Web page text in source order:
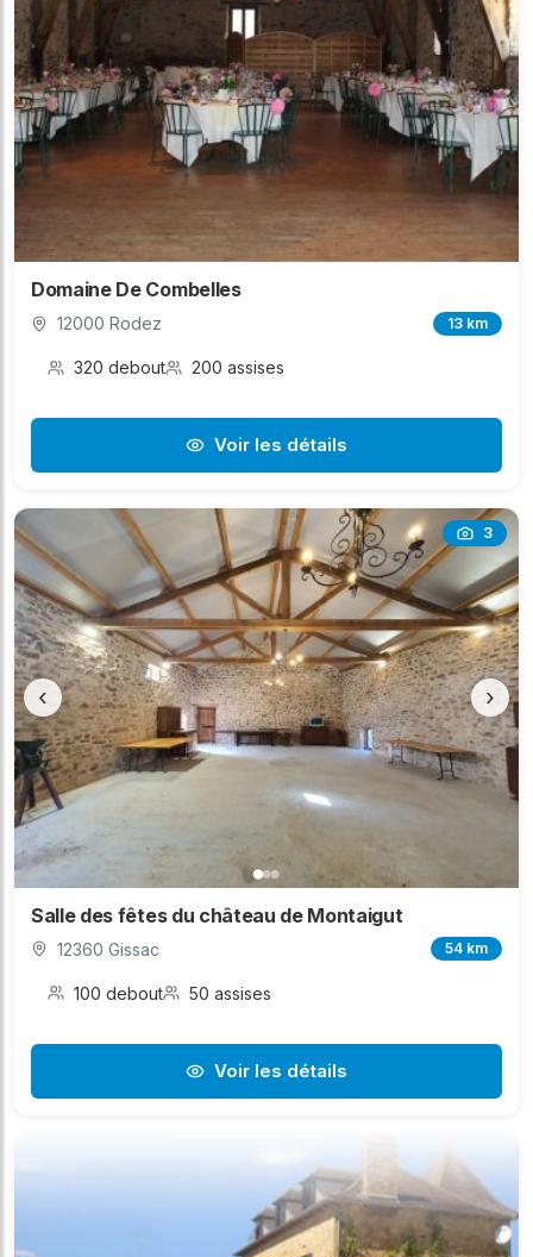
Domaine De Combelles
12000 Rodez 13 km
320 debout 200 assises
Voir les détails
3
‹ ›
Salle des fêtes du château de Montaigut
12360 Gissac 54 km
100 debout 50 assises
Voir les détails